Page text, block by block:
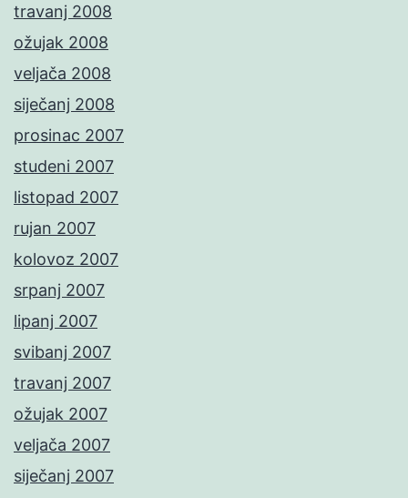
travanj 2008
ožujak 2008
veljača 2008
siječanj 2008
prosinac 2007
studeni 2007
listopad 2007
rujan 2007
kolovoz 2007
srpanj 2007
lipanj 2007
svibanj 2007
travanj 2007
ožujak 2007
veljača 2007
siječanj 2007